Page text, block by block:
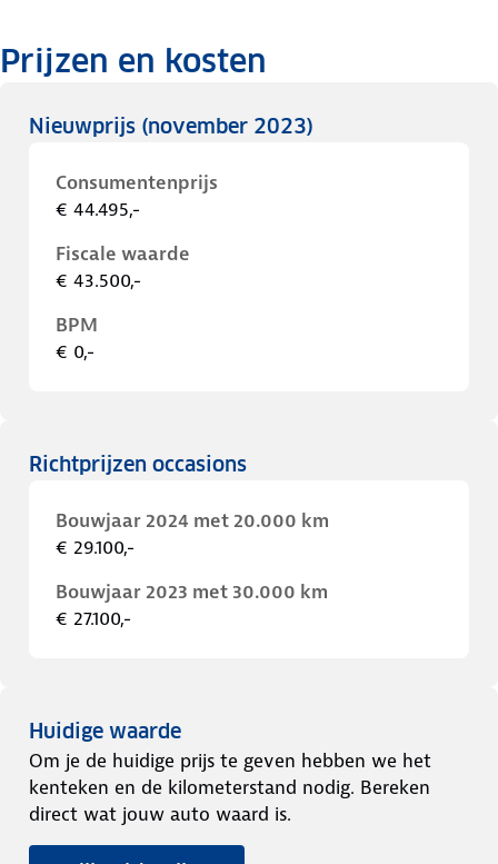
Prijzen en kosten
Nieuwprijs (november 2023)
Consumentenprijs
€ 44.495,-
Fiscale waarde
€ 43.500,-
BPM
€ 0,-
Richtprijzen occasions
Bouwjaar 2024 met 20.000 km
€ 29.100,-
Bouwjaar 2023 met 30.000 km
€ 27.100,-
Huidige waarde
Om je de huidige prijs te geven hebben we het
kenteken en de kilometerstand nodig. Bereken
direct wat jouw auto waard is.